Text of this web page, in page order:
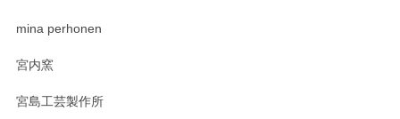
おかけしました。 ありがとうございます。
mina perhonen
宮内窯
宮島工芸製作所